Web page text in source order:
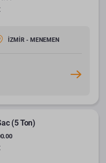
İZMİR - MENEMEN
(5 Ton)